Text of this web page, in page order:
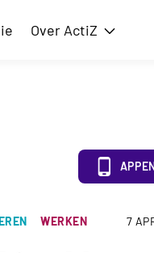
Over ActiZ Toon
WERKEN 7